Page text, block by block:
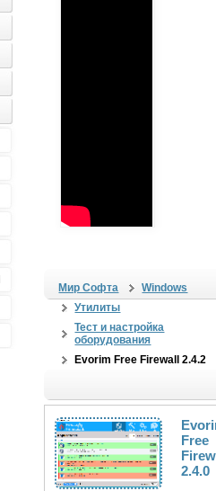
Мир Софта
Windows
Утилиты
Тест и настройка
оборудования
Evorim Free Firewall 2.4.2
Free
2.4.0